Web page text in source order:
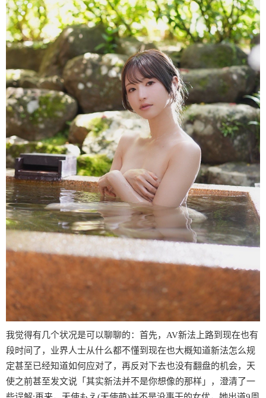
我觉得有几个状况是可以聊聊的：首先，AV新法上路到现在也有
段时间了，业界人士从什么都不懂到现在也大概知道新法怎么规
定甚至已经知道如何应对了，再反对下去也没有翻盘的机会，天
使之前甚至发文说「其实新法并不是你想像的那样」，澄清了一